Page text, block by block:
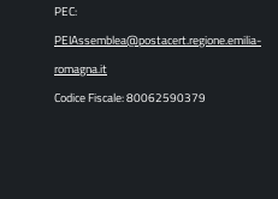
PEC:
PEIAssemblea@postacert.regione.emilia-
romagna.it
Codice Fiscale: 80062590379